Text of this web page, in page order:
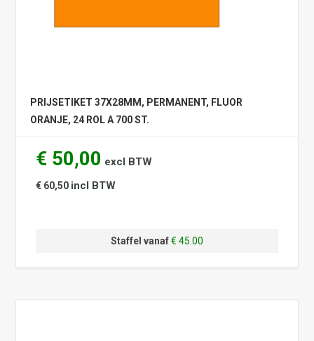
PRIJSETIKET 37X28MM, PERMANENT, FLUOR
ORANJE, 24 ROL A 700 ST.
€ 50,00 excl BTW
€ 60,50 incl BTW
Staffel vanaf€ 45.00